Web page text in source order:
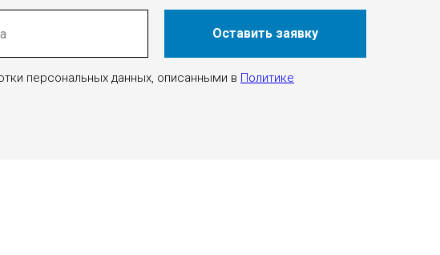
персональных данных, описанными в Политике
Оставить заявку